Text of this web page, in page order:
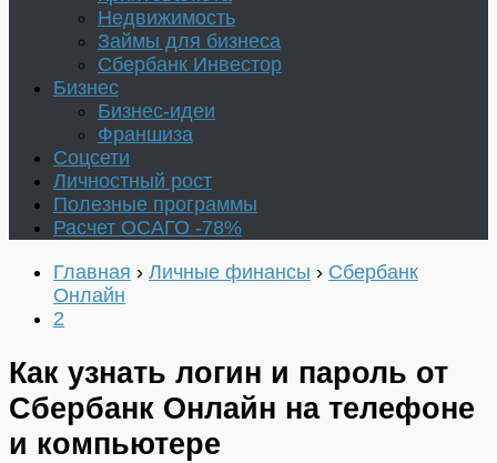
Недвижимость
Займы для бизнеса
Сбербанк Инвестор
Бизнес
Бизнес-идеи
Франшиза
Соцсети
Личностный рост
Полезные программы
Расчет ОСАГО -78%
Главная › Личные финансы › Сбербанк
Онлайн
2
Как узнать логин и пароль от
Сбербанк Онлайн на телефоне
и компьютере